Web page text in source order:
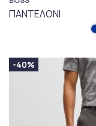
ΠΑΝΤΕΛΟΝΙ
-40%